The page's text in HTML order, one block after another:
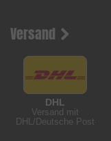
Versand
DHL
Versand mit
DHL/Deutsche Post